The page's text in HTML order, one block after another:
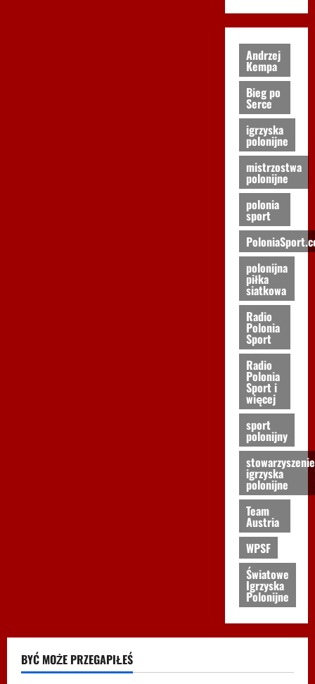
Andrzej
Kempa
Bieg po
Serce
igrzyska
polonijne
mistrzostwa
polonijne
polonia
sport
polonijna
piłka
siatkowa
Radio
Polonia
Sport
Radio
Polonia
Sport i
więcej
sport
polonijny
stowarzyszenie
igrzyska
polonijne
Team
Austria
WPSF
Światowe
Igrzyska
Polonijne
BYĆ MOŻE PRZEGAPIŁEŚ
Biegi i rekreacja Inne